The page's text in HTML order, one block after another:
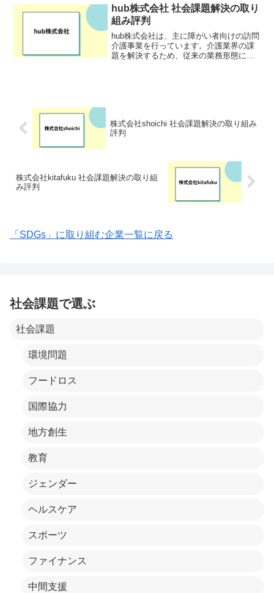
プロデュースまで、地域資源を活かした
多角的な事業を展...
hub株式会社 社会課題解決の取り
組み評判
hub株式会社は、主に障がい者向けの訪問
介護事業を行っています。介護業界の課
題を解決するため、従来の業務形態にと
株式会社shoichi 社会課題解決の取り組み
評判
株式会社kitafuku 社会課題解決の取り組
み評判
「SDGs」に取り組む企業一覧に戻る
社会課題で選ぶ
社会課題
環境問題
フードロス
国際協力
地方創生
教育
ジェンダー
ヘルスケア
スポーツ
ファイナンス
中間支援